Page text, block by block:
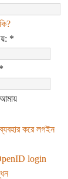
*
*
করে লগইন
login